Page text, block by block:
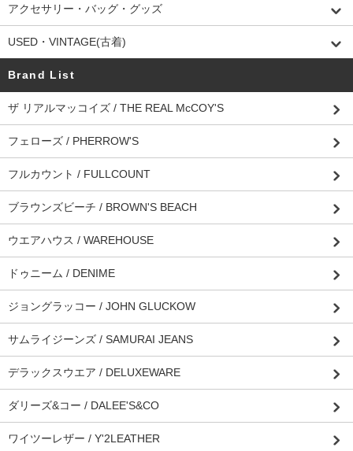
アクセサリー・バッグ・グッズ
USED・VINTAGE(古着)
Brand List
ザ リアルマッコイズ / THE REAL McCOY'S
フェローズ / PHERROW'S
フルカウント / FULLCOUNT
ブラウンズビーチ / BROWN'S BEACH
ウエアハウス / WAREHOUSE
ドゥニーム / DENIME
ジョングラッコー / JOHN GLUCKOW
サムライジーンズ / SAMURAI JEANS
デラックスウエア / DELUXEWARE
ダリーズ&コー / DALEE'S&CO
ワイツーレザー / Y'2LEATHER